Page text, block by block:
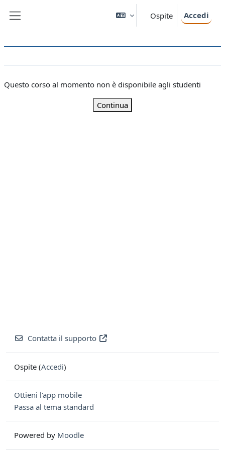
Ospite Accedi
Questo corso al momento non è disponibile agli studenti
Continua
Contatta il supporto
Ospite (Accedi)
Ottieni l'app mobile
Passa al tema standard
Powered by Moodle